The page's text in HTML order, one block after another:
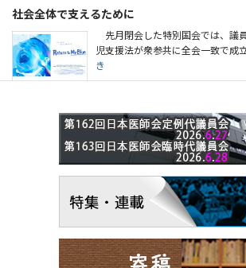
社会全体で支えるために
先月閉会した特別国会では、議
児支援法が衆参共に全会一致で成
き